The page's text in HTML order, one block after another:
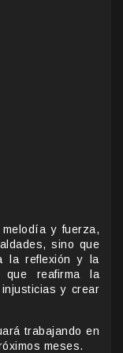
y fuerza,
sino que
la reflexión y la
reafirma la
y crear
trabajando en
meses.